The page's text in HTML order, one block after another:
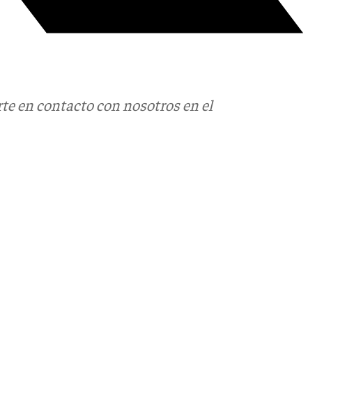
en contacto con nosotros en el